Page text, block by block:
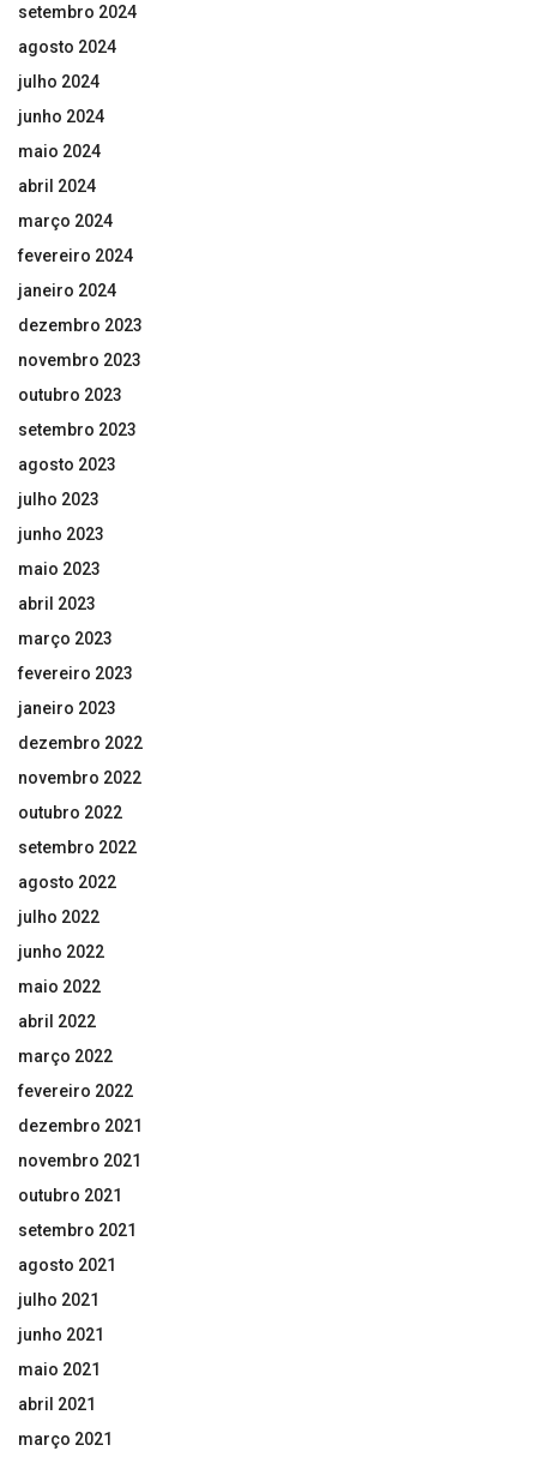
setembro 2024
agosto 2024
julho 2024
junho 2024
maio 2024
abril 2024
março 2024
fevereiro 2024
janeiro 2024
dezembro 2023
novembro 2023
outubro 2023
setembro 2023
agosto 2023
julho 2023
junho 2023
maio 2023
abril 2023
março 2023
fevereiro 2023
janeiro 2023
dezembro 2022
novembro 2022
outubro 2022
setembro 2022
agosto 2022
julho 2022
junho 2022
maio 2022
abril 2022
março 2022
fevereiro 2022
dezembro 2021
novembro 2021
outubro 2021
setembro 2021
agosto 2021
julho 2021
junho 2021
maio 2021
abril 2021
março 2021